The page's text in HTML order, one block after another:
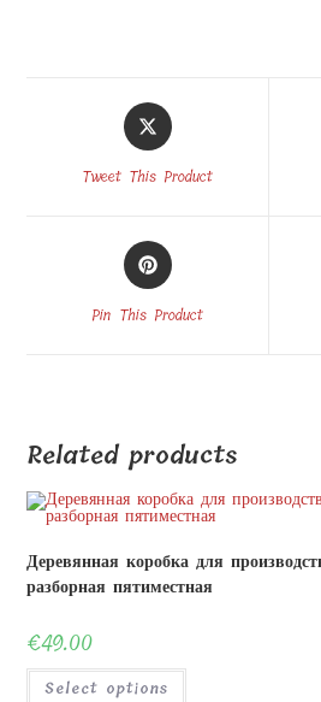
Opens
in
a
new
Tweet This Product
Opens
in
a
new
Pin This Product
Related products
Деревянная коробка для
разборная пятиместная
€49.00
Select options